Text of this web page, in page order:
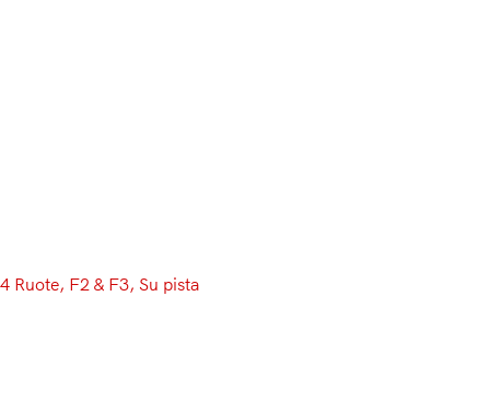
4 Ruote, F2 & F3, Su pista